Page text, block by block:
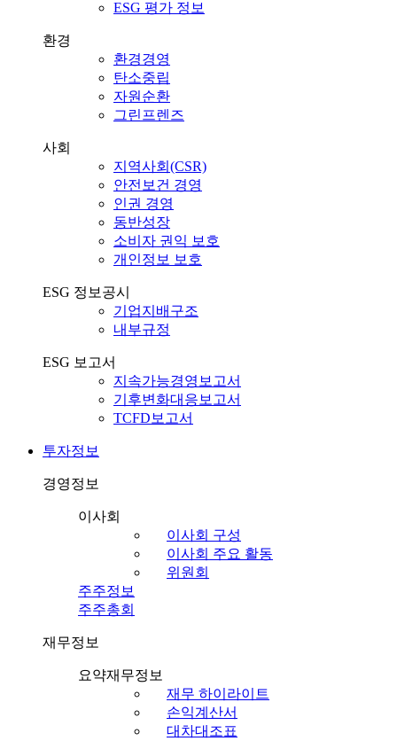
ESG 평가 정보
환경
환경경영
탄소중립
자원순환
그린프렌즈
사회
지역사회(CSR)
안전보건 경영
인권 경영
동반성장
소비자 권익 보호
개인정보 보호
ESG 정보공시
기업지배구조
내부규정
ESG 보고서
지속가능경영보고서
기후변화대응보고서
TCFD보고서
투자정보
경영정보
이사회
이사회 구성
이사회 주요 활동
위원회
주주정보
주주총회
재무정보
요약재무정보
재무 하이라이트
손익계산서
대차대조표